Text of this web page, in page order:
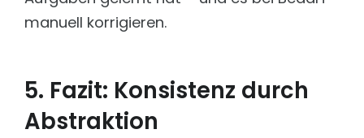
manuell korrigieren.
5. Fazit: Konsistenz durch
Abstraktion